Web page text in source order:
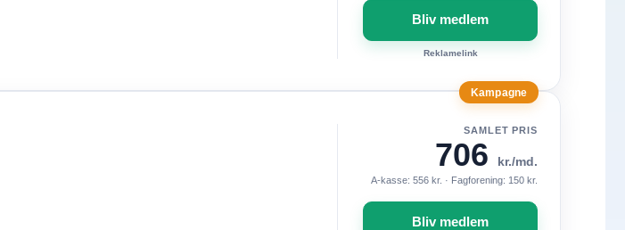
Bliv medlem
Reklamelink
Kampagne
SAMLET PRIS
706 kr./md.
A-kasse: 556 kr. · Fagforening: 150 kr.
Bliv medlem